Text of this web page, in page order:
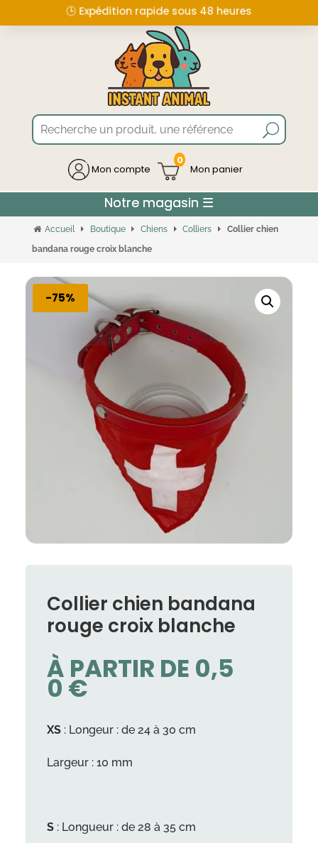
🕒 Expédition rapide sous 48 heures
Mon compte
0
Accueil Boutique Chiens Colliers
Collier chien
bandana rouge croix blanche
-75%
Collier chien bandana
rouge croix blanche
À PARTIR DE 0,5
0€
XS : Longeur : de 24 à 30 cm
Largeur : 10 mm
S : Longueur : de 28 à 35 cm